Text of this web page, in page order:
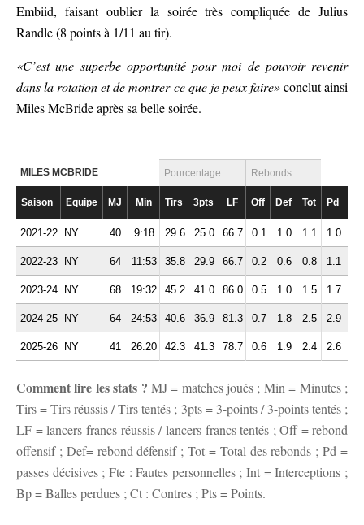
Embiid, faisant oublier la soirée très compliquée de Julius
Randle (8 points à 1/11 au tir).
«C’est une superbe opportunité pour moi de pouvoir revenir
dans la rotation et de montrer ce que je peux faire»conclut ainsi
Miles McBride après sa belle soirée.
MILES MCBRIDE Pourcentage Rebonds
Saison Equipe MJ Min Tirs 3pts LF Off Def Tot Pd
2021-22 NY 40 9:18 29.6 25.0 66.7 0.1 1.0 1.1 1.0
2022-23 NY 64 11:53 35.8 29.9 66.7 0.2 0.6 0.8 1.1
2023-24 NY 68 19:32 45.2 41.0 86.0 0.5 1.0 1.5 1.7
2024-25 NY 64 24:53 40.6 36.9 81.3 0.7 1.8 2.5 2.9
2025-26 NY 41 26:20 42.3 41.3 78.7 0.6 1.9 2.4 2.6
Comment lire les stats ? MJ = matches joués ; Min = Minutes ;
Tirs = Tirs réussis / Tirs tentés ; 3pts = 3-points / 3-points tentés ;
LF = lancers-francs réussis / lancers-francs tentés ; Off = rebond
offensif ; Def= rebond défensif ; Tot = Total des rebonds ; Pd =
passes décisives ; Fte : Fautes personnelles ; Int = Interceptions ;
Bp = Balles perdues ; Ct : Contres ; Pts = Points.